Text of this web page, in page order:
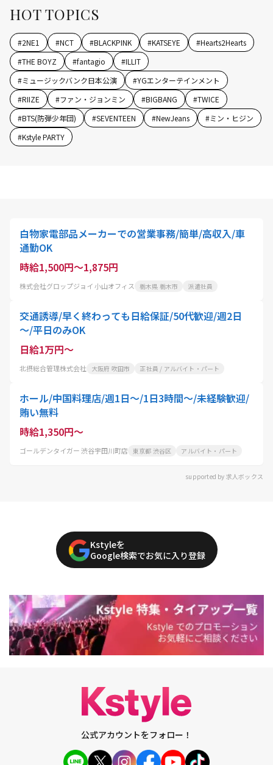
HOT TOPICS
#2NE1 #NCT #BLACKPINK #KATSEYE #Hearts2Hearts
#THE BOYZ #fantagio #ILLIT
#ミュージックバンク日本公演 #YGエンターテインメント
#RIIZE #ファン・ジョンミン #BIGBANG #TWICE
#BTS(防弾少年団) #SEVENTEEN #NewJeans #ミン・ヒジン
#Kstyle PARTY
白物家電部品メーカーでの営業事務/簡単/高収入/車
通勤OK
時給1,500円～1,875円
株式会社グロップジョイ 小山オフィス 栃木県 栃木市 派遣社員
交通誘導/早く終わっても日給保証/50代歓迎/週2日
～/平日のみOK
日給1万円～
北摂総合管理株式会社 大阪府 吹田市 正社員 / アルバイト・パート
ホール/中国料理店/週1日～/1日3時間～/未経験歓迎/
賄い無料
時給1,350円～
ゴールデンタイガー 渋谷宇田川町店 東京都 渋谷区 アルバイト・パート
supported by 求人ボックス
Kstyleを
Google検索でお気に入り登録
公式アカウントをフォロー！